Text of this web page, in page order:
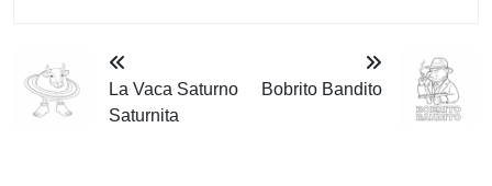
La Vaca Saturno
Saturnita
Bobrito Bandito